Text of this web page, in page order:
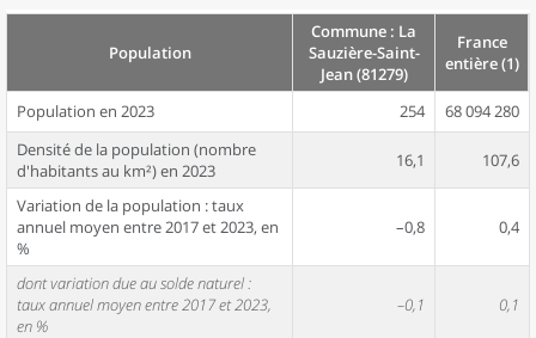
Population
Commune : La
Sauzière-Saint-
Jean (81279)
France
entière (1)
Population en 2023 254
68 094 280
Densité de la population (nombre
d'habitants au km²) en 2023
16,1 107,6
Variation de la population : taux
annuel moyen entre 2017 et 2023, en
%
–0,8 0,4
dont variation due au solde naturel :
taux annuel moyen entre 2017 et 2023,
en %
–0,1 0,1